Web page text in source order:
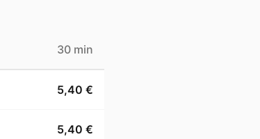
30 min
5,40 €
5,40 €